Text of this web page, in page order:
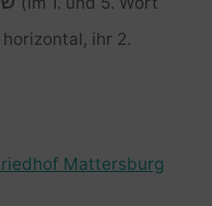
ihr 2.
Mattersburg